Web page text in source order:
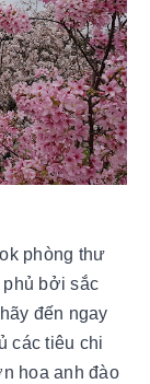
phòng thư
bởi sắc
đến ngay
các tiêu chi
hoa anh đào